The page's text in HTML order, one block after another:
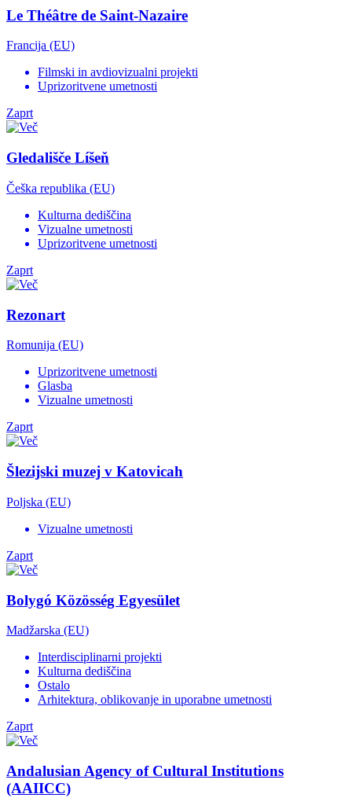
Le Théâtre de Saint-Nazaire
Francija (EU)
Filmski in avdiovizualni projekti
Uprizoritvene umetnosti
Zaprt
Gledališče Líšeň
Češka republika (EU)
Kulturna dediščina
Vizualne umetnosti
Uprizoritvene umetnosti
Zaprt
Rezonart
Romunija (EU)
Uprizoritvene umetnosti
Glasba
Vizualne umetnosti
Zaprt
Šlezijski muzej v Katovicah
Poljska (EU)
Vizualne umetnosti
Zaprt
Bolygó Közösség Egyesület
Madžarska (EU)
Interdisciplinarni projekti
Kulturna dediščina
Ostalo
Arhitektura, oblikovanje in uporabne umetnosti
Zaprt
Andalusian Agency of Cultural Institutions
(AAIICC)